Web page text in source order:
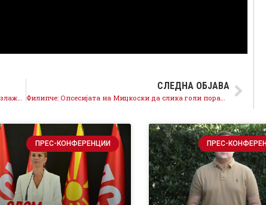
Филипче до Мицкоски: Ќе признаете ли дека ги излажавте граѓаните?
СЛЕДНА ОБЈАВА
Филипче: Опсесијата на Мицкоски да слика голи поранешни функционери е на граница на невропсихологија
ПРЕС-КОНФЕРЕНЦИИ ПРЕС-